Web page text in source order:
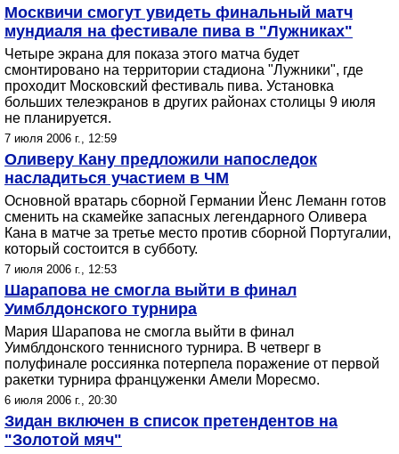
Москвичи смогут увидеть финальный матч
мундиаля на фестивале пива в "Лужниках"
Четыре экрана для показа этого матча будет
смонтировано на территории стадиона "Лужники", где
проходит Московский фестиваль пива. Установка
больших телеэкранов в других районах столицы 9 июля
не планируется.
7 июля 2006 г., 12:59
Оливеру Кану предложили напоследок
насладиться участием в ЧМ
Основной вратарь сборной Германии Йенс Леманн готов
сменить на скамейке запасных легендарного Оливера
Кана в матче за третье место против сборной Португалии,
который состоится в субботу.
7 июля 2006 г., 12:53
Шарапова не смогла выйти в финал
Уимблдонского турнира
Мария Шарапова не смогла выйти в финал
Уимблдонского теннисного турнира. В четверг в
полуфинале россиянка потерпела поражение от первой
ракетки турнира француженки Амели Моресмо.
6 июля 2006 г., 20:30
Зидан включен в список претендентов на
"Золотой мяч"